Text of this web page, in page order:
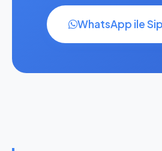
WhatsApp ile